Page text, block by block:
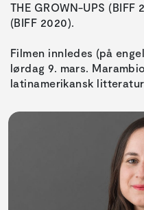
THE GROWN-UPS (BIFF
(BIFF 2020).
Filmen innledes (på
lørdag 9. mars.
latinamerikansk